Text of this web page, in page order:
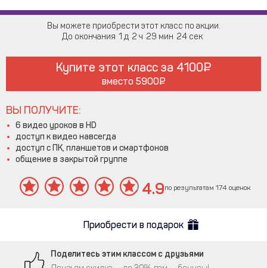
Вы можете приобрести этот класс по акции.
До окончания 1 2 29 24
Купите этот класс за 4100
вместо 5900
ВЫ ПОЛУЧИТЕ:
6 видео уроков в HD
доступ к видео навсегда
доступ с ПК, планшетов и смартфонов
общение в закрытой группе
4.9по результатам 174 оценок
Приобрести в подарок
Поделитесь этим классом с друзьями